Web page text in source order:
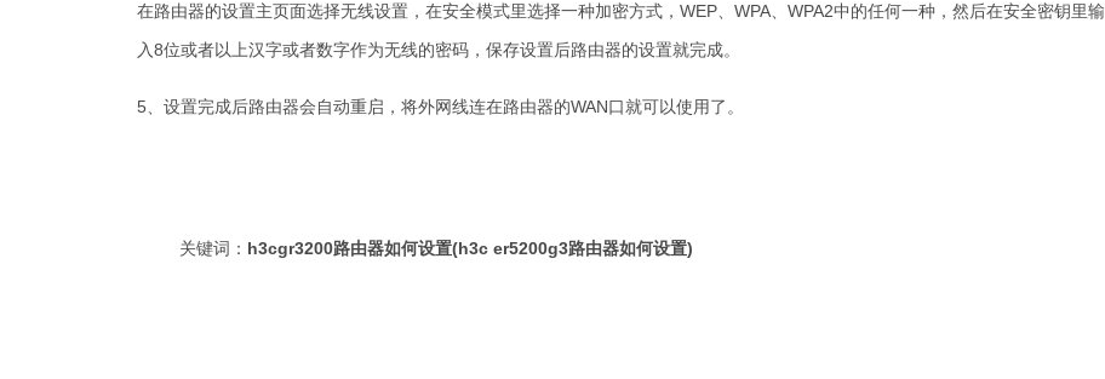
在路由器的设置主页面选择无线设置，在安全模式里选择一种加密方式，WEP、WPA、WPA2中的任何一种，然后在安全密钥里输
入8位或者以上汉字或者数字作为无线的密码，保存设置后路由器的设置就完成。
5、设置完成后路由器会自动重启，将外网线连在路由器的WAN口就可以使用了。
关键词： h3cgr3200路由器如何设置(h3c er5200g3路由器如何设置)